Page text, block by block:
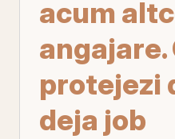
acum
angajare.
protejezi
deja job